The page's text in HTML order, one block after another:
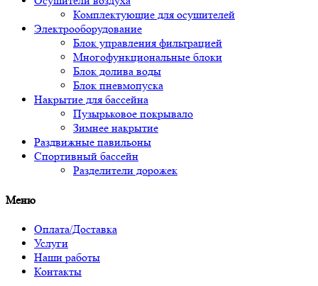
Комплектующие для осушителей
Электрооборудование
Блок управления фильтрацией
Многофункциональные блоки
Блок долива воды
Блок пневмопуска
Накрытие для бассейна
Пузырьковое покрывало
Зимнее накрытие
Раздвижные павильоны
Спортивный бассейн
Разделители дорожек
Меню
Оплата/Доставка
Услуги
Наши работы
Контакты